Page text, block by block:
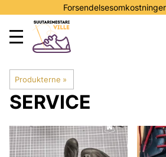
Produkterne ‪»
SERVICE